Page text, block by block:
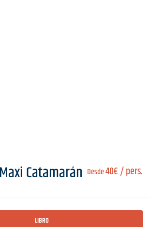
Desde40€/ pers.
Catamarán
LIBRO